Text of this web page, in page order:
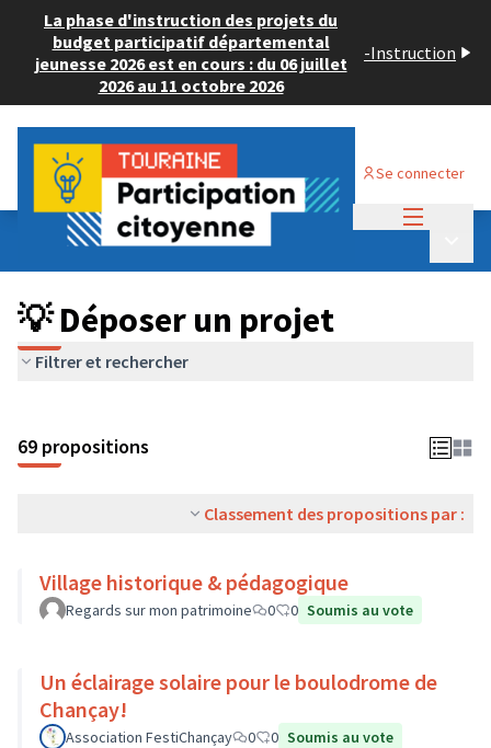
La phase d'instruction des projets du
budget participatif départemental
jeunesse 2026 est en cours : du 06 juillet
2026 au 11 octobre 2026
-Instruction
Se connecter
Budget Participatif ADULTE 2024
💡 Déposer un projet
💡 Déposer un projet
Filtrer et rechercher
69 propositions
Classement des propositions par :
Village historique & pédagogique
Regards sur mon patrimoine 0 0 Soumis au vote
Un éclairage solaire pour le boulodrome de
Chançay!
Association FestiChançay 0 0 Soumis au vote